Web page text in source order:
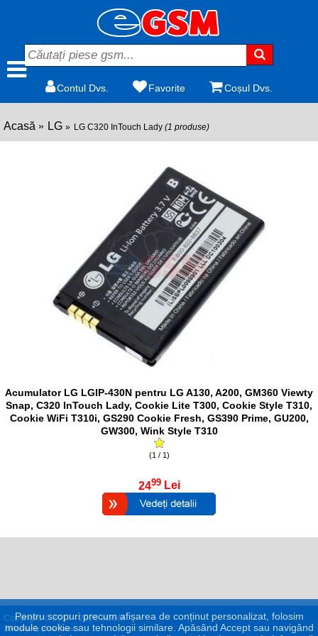
Contul Dvs. Favorite Coșul Dvs.
Acasă LG LG C320 InTouch Lady (1 produse)
Acumulator LG LGIP-430N pentru LG A130, A200, GM360 Viewty
Snap, C320 InTouch Lady, Cookie Lite T300, Cookie Style T310,
Cookie WiFi T310i, GS290 Cookie Fresh, GS390 Prime, GU200,
GW300, Wink Style T310
(1 / 1)
2499 Lei
Copyright © 2017 - 2026 eGSM
Pentru scopuri precum afișarea de conținut personalizat, folosim
module cookie sau tehnologii similare. Apăsând Accept sau navigând